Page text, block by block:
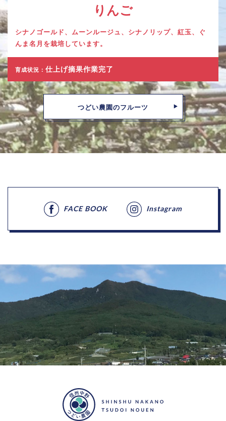
りんご
シナノゴールド、ムーンルージュ、シナノリップ、紅玉、ぐ
んま名月を栽培しています。
育成状況： 仕上げ摘果作業完了
つどい農園のフルーツ
FACE BOOK Instagram